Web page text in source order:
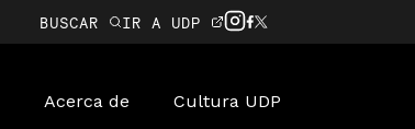
BUSCAR IR A UDP
Acerca de Cultura UDP